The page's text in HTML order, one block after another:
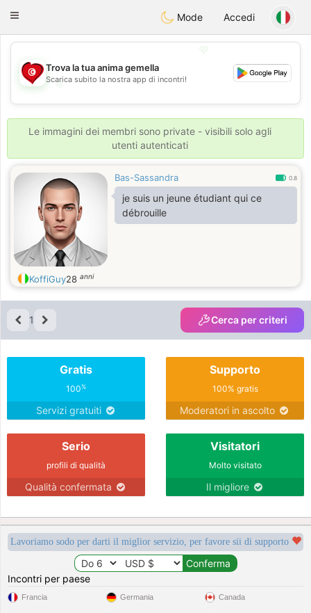
Tunisia Dating
Toggle
Mode Accedi
💖
💕
💕
Trova la tua anima gemella
Scarica subito la nostra app di incontri!
Le immagini dei membri sono private - visibili solo agli
utenti autenticati
Bas-Sassandra 0.8
je suis un jeune étudiant qui ce
débrouille
KoffiGuy28 anni
1 Cerca per criteri
Gratis
100%
Servizi gratuiti
Supporto
100% gratis
Moderatori in ascolto
Serio
profili di qualità
Qualità confermata
Visitatori
Molto visitato
Il migliore
Lavoriamo sodo per darti il miglior servizio, per favore sii di supporto
Incontri per paese
Francia Germania Canada